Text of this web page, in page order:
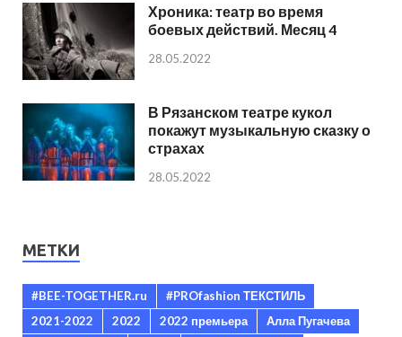
Хроника: театр во время
боевых действий. Месяц 4
28.05.2022
В Рязанском театре кукол
покажут музыкальную сказку о
страхах
28.05.2022
МЕТКИ
#BEE-TOGETHER.ru
#PROfashion ТЕКСТИЛЬ
2021-2022
2022 2022 премьера
Алла Пугачева